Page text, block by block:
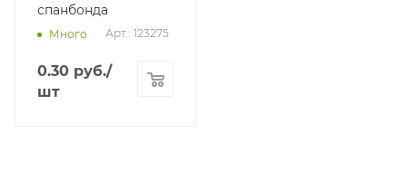
спанбонда
Много Арт.: 123275
0.30 руб./
шт